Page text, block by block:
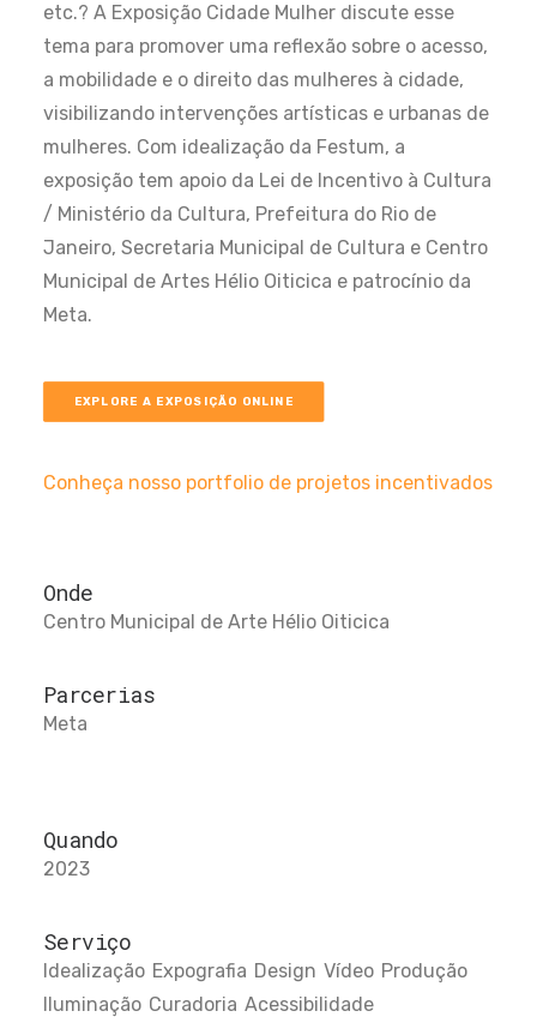
etc.? A Exposição Cidade Mulher discute esse
tema para promover uma reflexão sobre o acesso,
a mobilidade e o direito das mulheres à cidade,
visibilizando intervenções artísticas e urbanas de
mulheres. Com idealização da Festum, a
exposição tem apoio da Lei de Incentivo à Cultura
/ Ministério da Cultura, Prefeitura do Rio de
Janeiro, Secretaria Municipal de Cultura e Centro
Municipal de Artes Hélio Oiticica e patrocínio da
Meta.
EXPLORE A EXPOSIÇÃO ONLINE
Conheça nosso portfolio de projetos incentivados
Onde
Centro Municipal de Arte Hélio Oiticica
Parcerias
Meta
Quando
2023
Serviço
Idealização Expografia Design Vídeo Produção
Iluminação Curadoria Acessibilidade